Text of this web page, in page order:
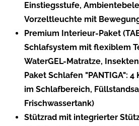
Einstiegsstufe,
Vorzeltleuchte mit
Premium Interieur-Paket
Schlafsystem mit flexiblem
WaterGEL-Matratze,
Paket Schlafen "PANTIGA": 4
im Schlafbereich,
Frischwassertank)
Stützrad mit integrierter